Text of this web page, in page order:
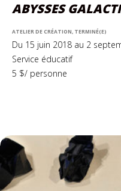
ABYSSES
ATELIER DE CRÉATION, TERMINÉ(E)
Du 15 juin 2018 au 2
Service éducatif
5 $/ personne